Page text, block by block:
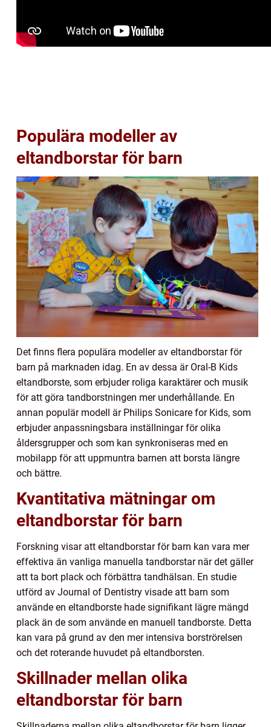
Populära modeller av
eltandborstar för barn
Det finns flera populära modeller av eltandborstar för
barn på marknaden idag. En av dessa är Oral-B Kids
eltandborste, som erbjuder roliga karaktärer och musik
för att göra tandborstningen mer underhållande. En
annan populär modell är Philips Sonicare for Kids, som
erbjuder anpassningsbara inställningar för olika
åldersgrupper och som kan synkroniseras med en
mobilapp för att uppmuntra barnen att borsta längre
och bättre.
Kvantitativa mätningar om
eltandborstar för barn
Forskning visar att eltandborstar för barn kan vara mer
effektiva än vanliga manuella tandborstar när det gäller
att ta bort plack och förbättra tandhälsan. En studie
utförd av Journal of Dentistry visade att barn som
använde en eltandborste hade signifikant lägre mängd
plack än de som använde en manuell tandborste. Detta
kan vara på grund av den mer intensiva borströrelsen
och det roterande huvudet på eltandborsten.
Skillnader mellan olika
eltandborstar för barn